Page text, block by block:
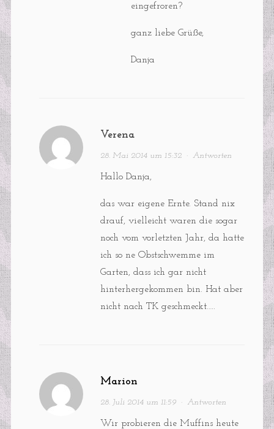
eingefroren?
ganz liebe Grüße,
Danja
Verena
28. Mai 2014 um 15:32· Antworten
Hallo Danja,
das war eigene Ernte. Stand nix
drauf, vielleicht waren die sogar
noch vom vorletzten Jahr, da hatte
ich so ne Obstschwemme im
Garten, dass ich gar nicht
hinterhergekommen bin. Hat aber
nicht nach TK geschmeckt…..
Marion
28. Juli 2014 um 11:59· Antworten
Wir probieren die Muffins heute